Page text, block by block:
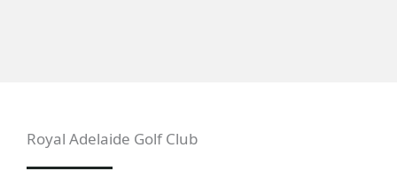
Royal Adelaide Golf Club